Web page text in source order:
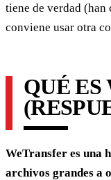
tiene de verdad (han
conviene usar otra
QUÉ ES
WeTransfer es una
archivos grandes a